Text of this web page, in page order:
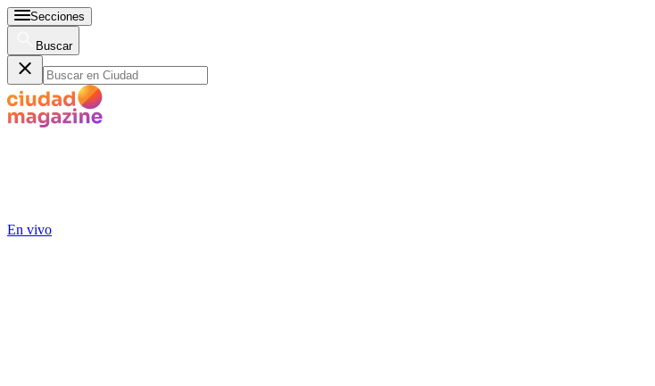
Secciones
Buscar
En vivo